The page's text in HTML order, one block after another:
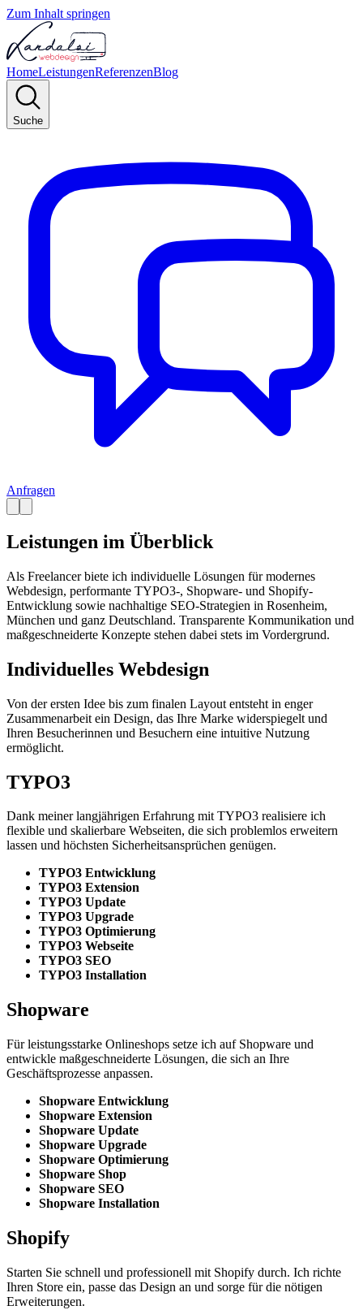
Zum Inhalt springen
HomeLeistungenReferenzenBlog
Suche
Anfragen
Leistungen im Überblick
Als Freelancer biete ich individuelle Lösungen für modernes
Webdesign, performante TYPO3-, Shopware- und Shopify-
Entwicklung sowie nachhaltige SEO-Strategien in Rosenheim,
München und ganz Deutschland. Transparente Kommunikation und
maßgeschneiderte Konzepte stehen dabei stets im Vordergrund.
Individuelles Webdesign
Von der ersten Idee bis zum finalen Layout entsteht in enger
Zusammenarbeit ein Design, das Ihre Marke widerspiegelt und
Ihren Besucherinnen und Besuchern eine intuitive Nutzung
ermöglicht.
TYPO3
Dank meiner langjährigen Erfahrung mit TYPO3 realisiere ich
flexible und skalierbare Webseiten, die sich problemlos erweitern
lassen und höchsten Sicherheitsansprüchen genügen.
TYPO3 Entwicklung
TYPO3 Extension
TYPO3 Update
TYPO3 Upgrade
TYPO3 Optimierung
TYPO3 Webseite
TYPO3 SEO
TYPO3 Installation
Shopware
Für leistungsstarke Onlineshops setze ich auf Shopware und
entwickle maßgeschneiderte Lösungen, die sich an Ihre
Geschäftsprozesse anpassen.
Shopware Entwicklung
Shopware Extension
Shopware Update
Shopware Upgrade
Shopware Optimierung
Shopware Shop
Shopware SEO
Shopware Installation
Shopify
Starten Sie schnell und professionell mit Shopify durch. Ich richte
Ihren Store ein, passe das Design an und sorge für die nötigen
Erweiterungen.